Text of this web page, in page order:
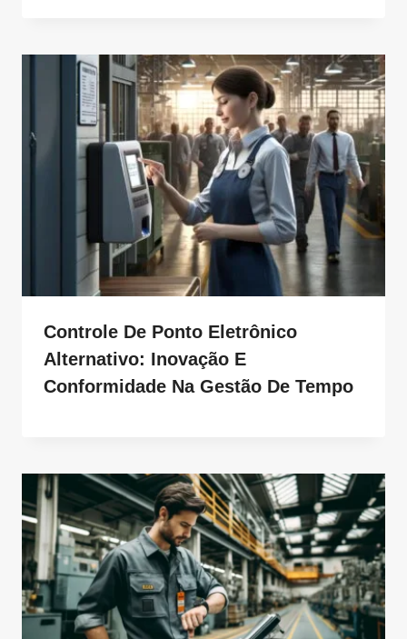
Controle De Ponto Eletrônico
Alternativo: Inovação E
Conformidade Na Gestão De Tempo